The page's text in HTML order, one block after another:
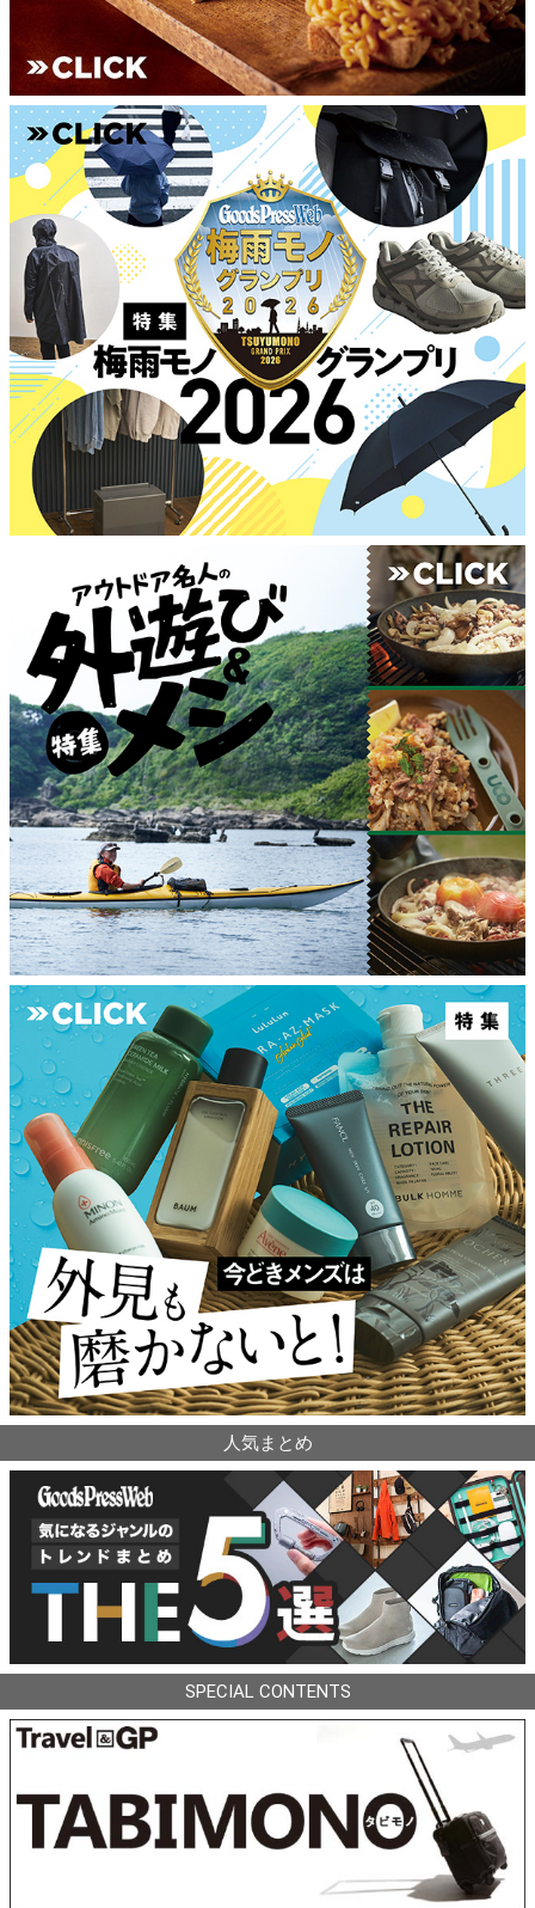
人気まとめ
SPECIAL CONTENTS